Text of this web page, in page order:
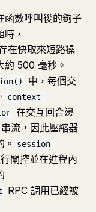
函數呼叫後的鉤子
，
在快取來短路操
約 500 毫秒。
中，每個交
context-
在交互回合邊
串流，因此壓縮器
session-
閘控並在進程內
RPC 調用已經被